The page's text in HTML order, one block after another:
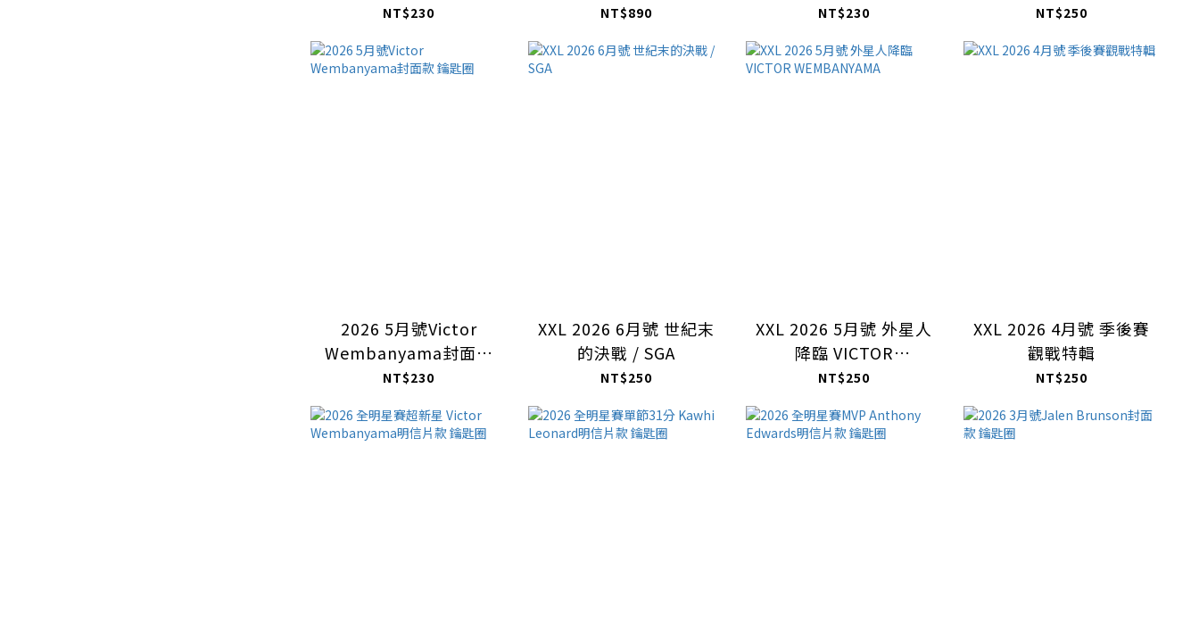
NT$230 NT$890 NT$230 NT$250
2026 5月號Victor
Wembanyama封面款
鑰匙圈
NT$230
XXL 2026 6月號 世紀末
的決戰 / SGA
NT$250
XXL 2026 5月號 外星人
降臨 VICTOR
WEMBANYAMA
NT$250
XXL 2026 4月號 季後賽
觀戰特輯
NT$250